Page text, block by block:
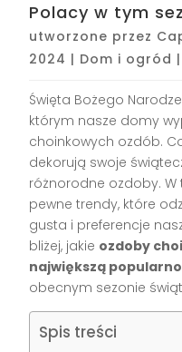
Polacy w tym
utworzone przez
2024 | Dom i ogród |
Święta Bożego
którym nasze domy
choinkowych ozdób.
dekorują swoje
różnorodne ozdoby.
pewne trendy, które
gusta i preferencje
bliżej, jakie ozdoby
największą
obecnym sezonie
Spis treści